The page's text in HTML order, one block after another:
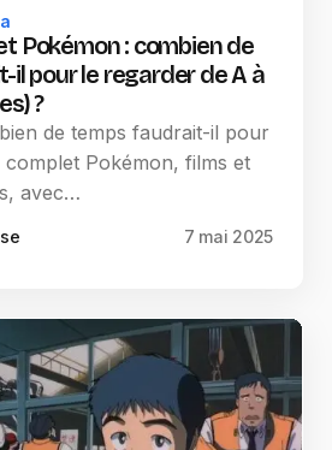
Pokémon : combien de
pour le regarder de A à
?
de temps faudrait-il pour
complet Pokémon, films et
avec…
7 mai 2025